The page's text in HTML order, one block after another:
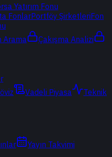
Yatırım Fonu
FonlarPortföy ŞirketleriFon
Arama
Çakışma Analizi
Vadeli Piyasa
Teknik
Yayın Takvimi